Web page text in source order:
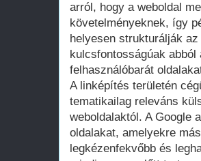
arról, hogy a weboldal
követelményeknek, így
helyesen strukturálják
kulcsfontosságúak
felhasználóbarát
A linképítés területén
tematikailag releváns
weboldalaktól. A Google
oldalakat, amelyekre
legkézenfekvőbb és